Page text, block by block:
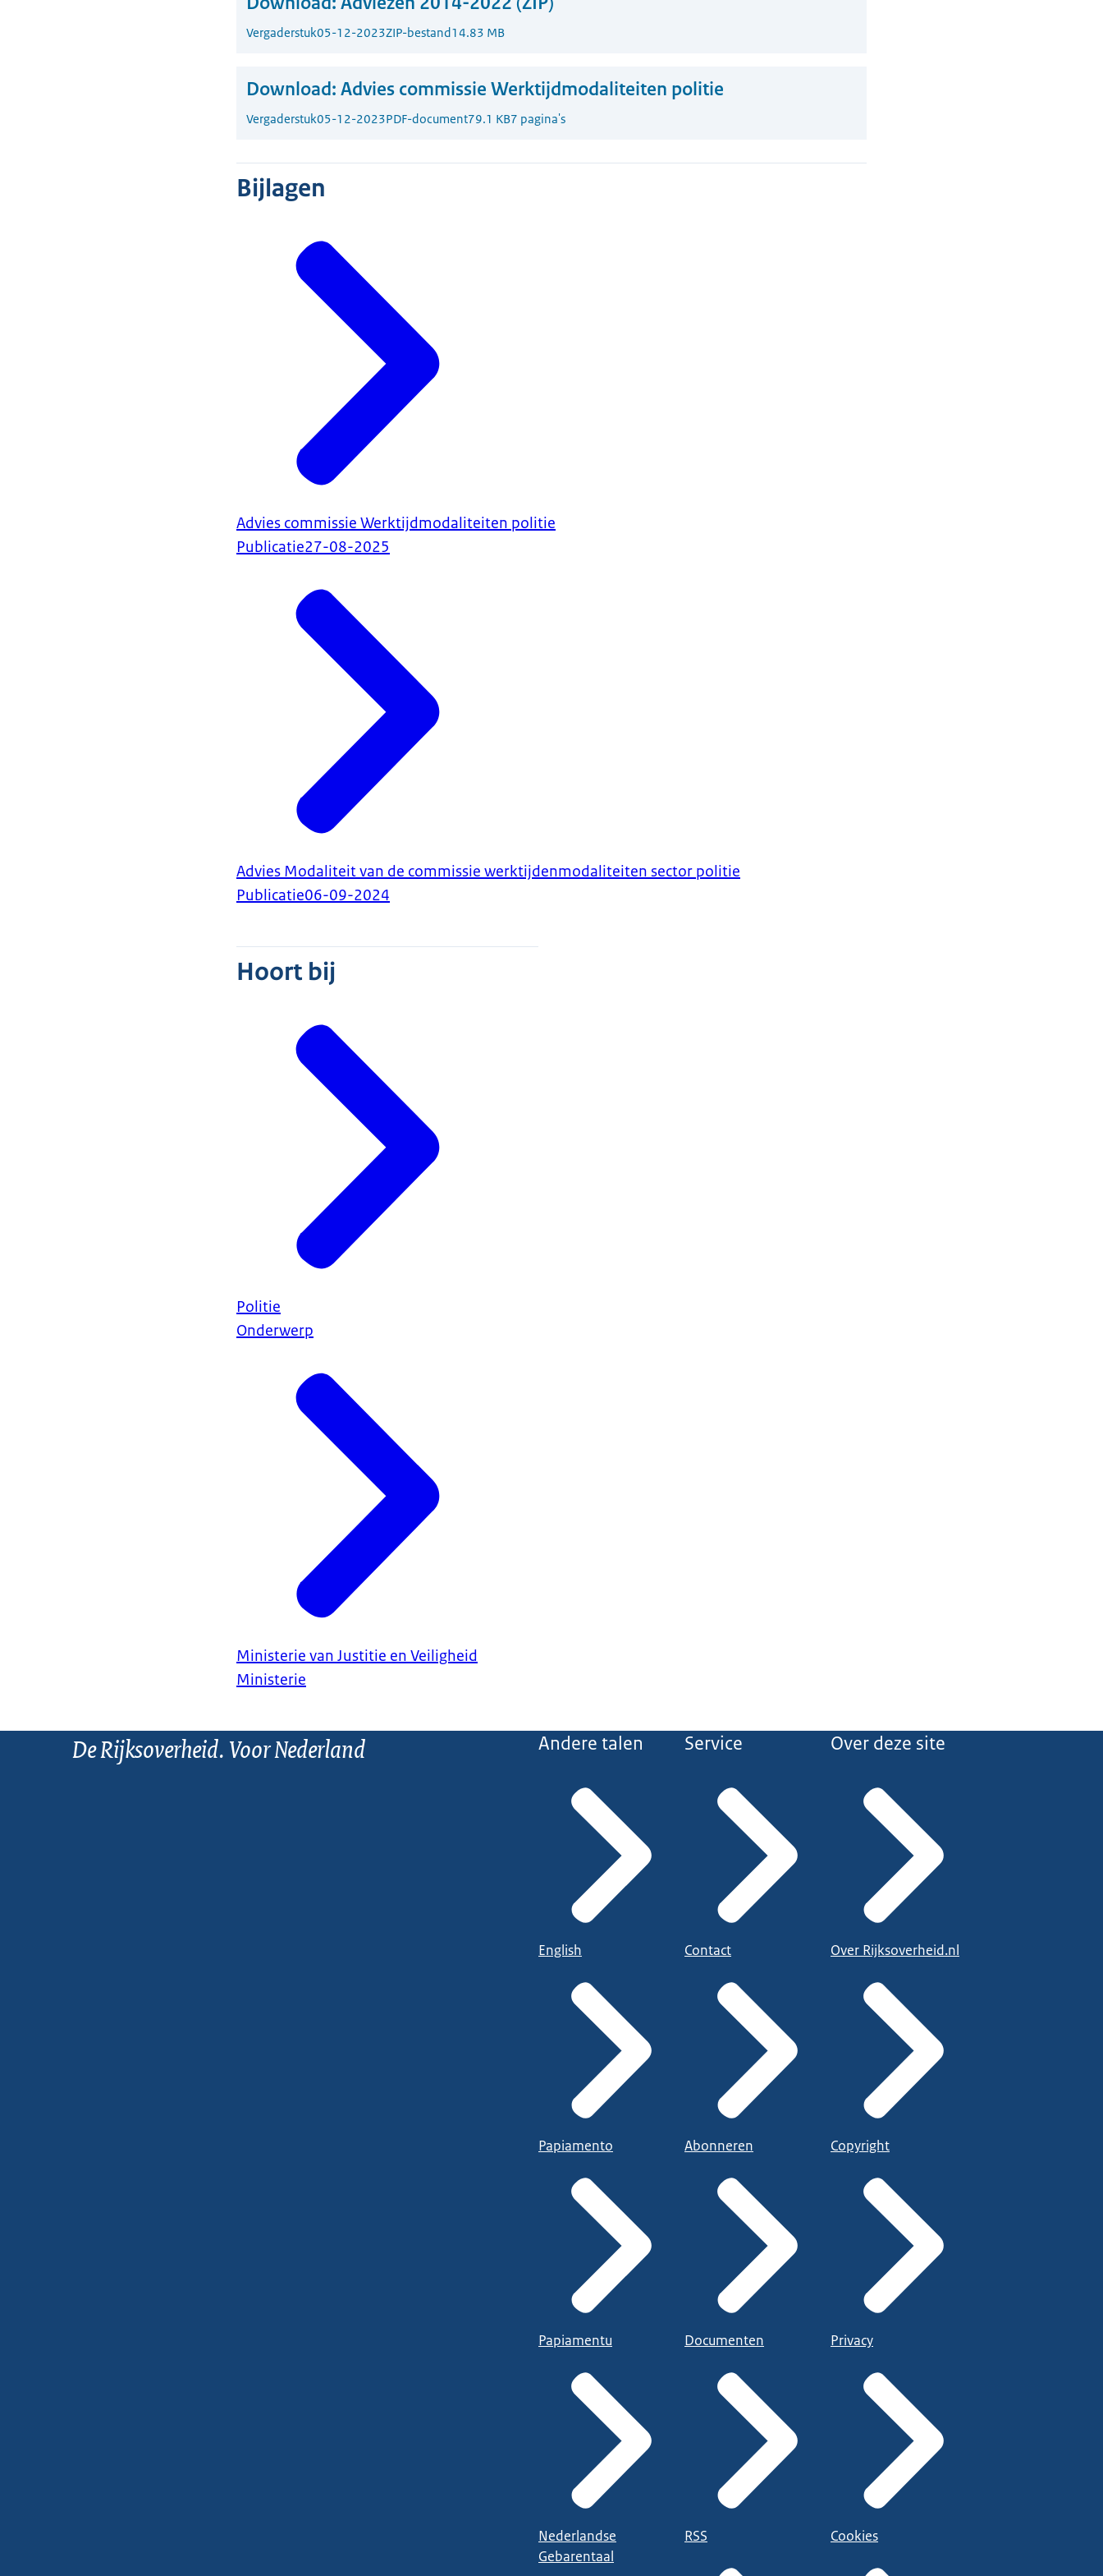
Vergaderstuk05-12-2023ZIP-bestand14.83 MB
Download: Advies commissie Werktijdmodaliteiten politie
Vergaderstuk05-12-2023PDF-document79.1 KB7 pagina's
Bijlagen
Advies commissie Werktijdmodaliteiten politie
Publicatie27-08-2025
Advies Modaliteit van de commissie werktijdenmodaliteiten sector politie
Publicatie06-09-2024
Hoort bij
Politie
Onderwerp
Ministerie van Justitie en Veiligheid
Ministerie
De Rijksoverheid. Voor Nederland Andere talen
English
Papiamento
Papiamentu
Nederlandse
Gebarentaal
Service
Contact
Abonneren
Documenten
RSS
Over deze site
Over Rijksoverheid.nl
Copyright
Privacy
Cookies